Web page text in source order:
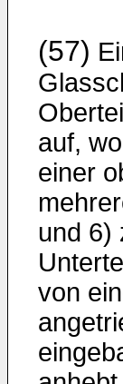
(57)
auf,
einer
und 6)
von